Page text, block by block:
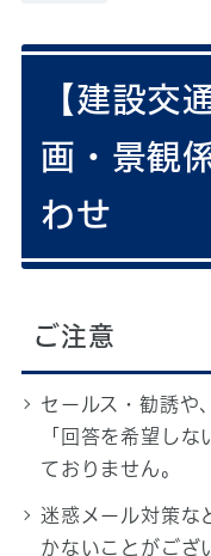
【建設交
画・景観
わせ
ご注意
セールス・勧誘や
「回答を希望し
ておりません。
迷惑メール対策な
かないことがござ